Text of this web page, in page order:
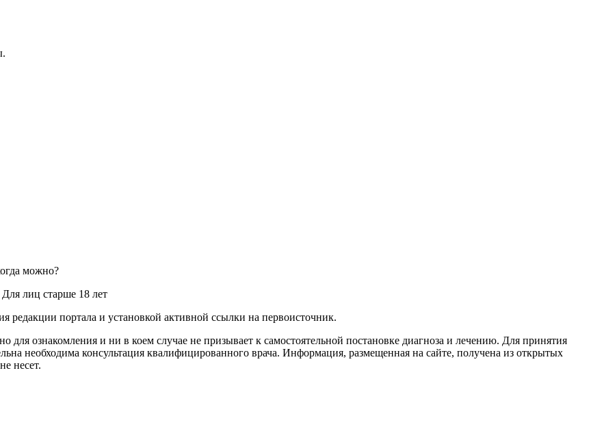
можно?
лиц старше 18 лет
редакции портала и установкой активной ссылки на первоисточник.
для ознакомления и ни в коем случае не призывает к самостоятельной постановке диагноза и лечению. Для принятия
необходима консультация квалифицированного врача. Информация, размещенная на сайте, получена из открытых
несет.